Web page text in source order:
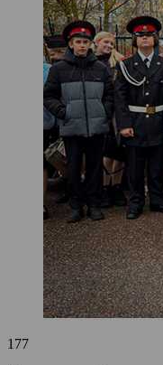
177